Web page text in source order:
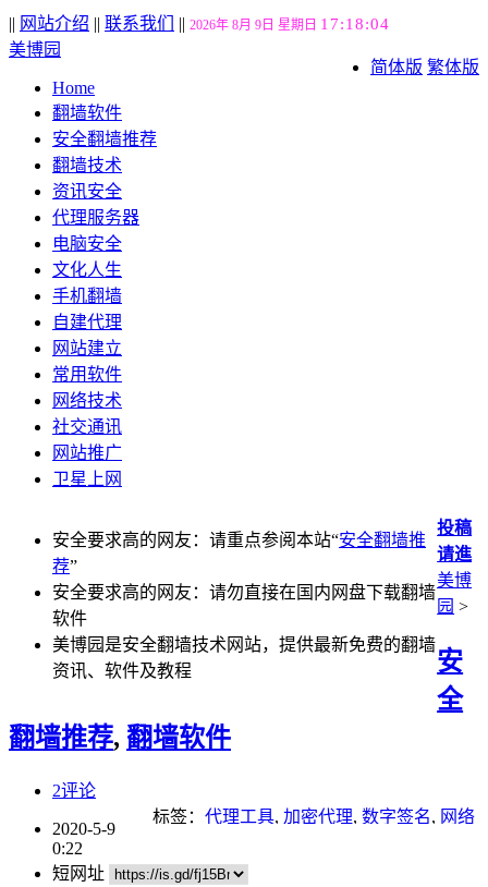
|| 网站介绍 || 联系我们 || 2026年 8月 9日 星期日 17:18:05
简体版 繁体版
美博园
Home
翻墙软件
安全翻墙推荐
翻墙技术
资讯安全
代理服务器
电脑安全
文化人生
手机翻墙
自建代理
网站建立
常用软件
网络技术
社交通讯
网站推广
卫星上网
安全要求高的网友：请重点参阅本站“安全翻墙推
荐”
安全要求高的网友：请勿直接在国内网盘下载翻墙
软件
美博园是安全翻墙技术网站，提供最新免费的翻墙
资讯、软件及教程
投稿
请進
美博
园 >
安
全
翻墙推荐, 翻墙软件
2评论
标签： 代理工具, 加密代理, 数字签名, 网络
2020-5-9
0:22
短网址